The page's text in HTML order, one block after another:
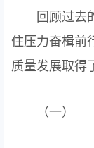
回顾过去的
住压力奋楫前
质量发展取得
（一）